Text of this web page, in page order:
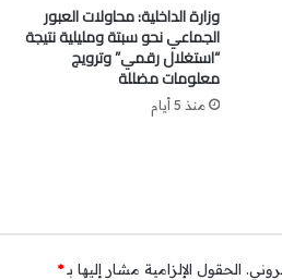
وزارة الداخلية: محاولات العبور
الجماعي نحو سبتة ومليلية نتيجة
“استغلال رقمي” وترويج
معلومات مضللة
منذ 5 أيام
الحقول الإلزامية مشار إليها بـ*